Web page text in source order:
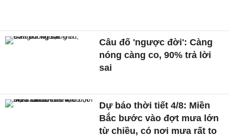
Câu đố 'ngược đời': Càng
nóng càng co, 90% trả lời
sai
Dự báo thời tiết 4/8: Miền
Bắc bước vào đợt mưa lớn
từ chiều, có nơi mưa rất to